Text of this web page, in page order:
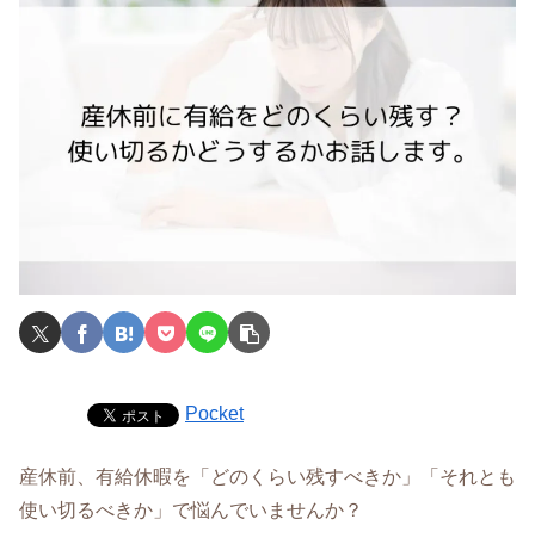
Pocket
産休前、有給休暇を「どのくらい残すべきか」「それとも
使い切るべきか」で悩んでいませんか？